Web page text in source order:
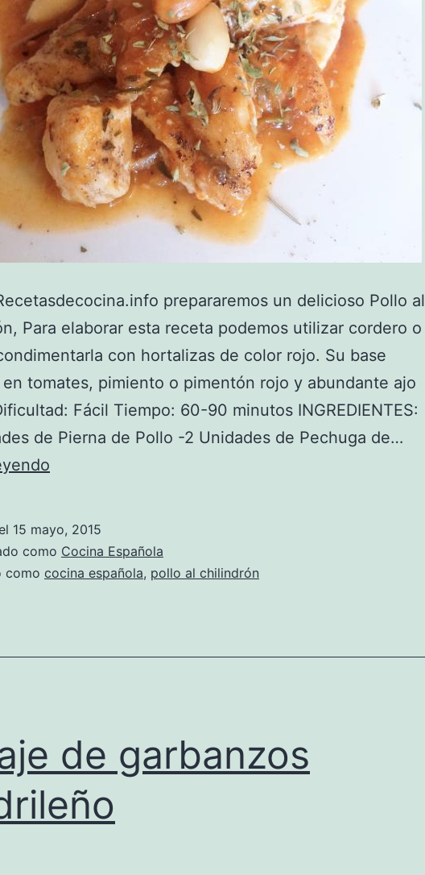
prepararemos un delicioso Pollo al
Para elaborar esta receta podemos utilizar cordero o
con hortalizas de color rojo. Su base
tomates, pimiento o pimentón rojo y abundante ajo
Fácil Tiempo: 60-90 minutos INGREDIENTES:
de Pierna de Pollo -2 Unidades de Pechuga de…
15 mayo, 2015
como Cocina Española
como cocina española, pollo al chilindrón
de garbanzos